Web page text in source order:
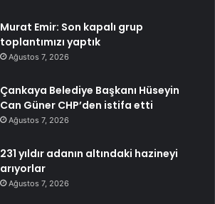
Murat Emir: Son kapalı grup
toplantımızı yaptık
Ağustos 7, 2026
Çankaya Belediye Başkanı Hüseyin
Can Güner CHP’den istifa etti
Ağustos 7, 2026
231 yıldır adanın altındaki hazineyi
arıyorlar
Ağustos 7, 2026